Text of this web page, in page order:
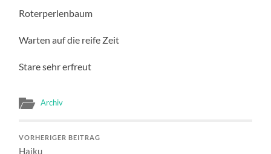
Roterperlenbaum
Warten auf die reife Zeit
Stare sehr erfreut
Archiv
VORHERIGER BEITRAG
Haiku